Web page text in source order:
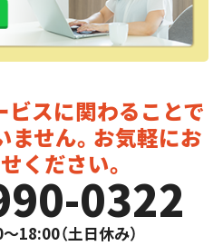
スに関わることで
ません。お気軽にお
ください。
0322
18:00（土日休み）